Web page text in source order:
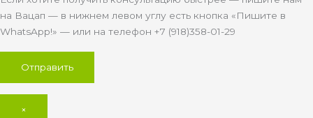
на Вацап — в нижнем левом углу есть кнопка «Пишите в
WhatsApp!» — или на телефон +7 (918)358-01-29
×